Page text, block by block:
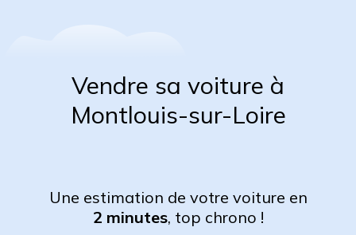
Vendre sa voiture à
Montlouis-sur-Loire
Une estimation de votre voiture en
2 minutes, top chrono !